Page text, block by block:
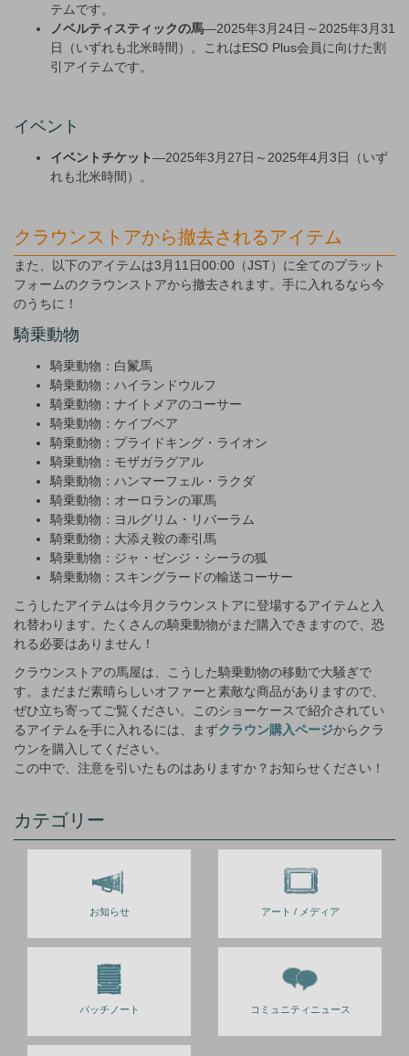
テムです。
ノベルティスティックの馬—2025年3月24日～2025年3月31
日（いずれも北米時間）。これはESO Plus会員に向けた割
引アイテムです。
イベント
イベントチケット—2025年3月27日～2025年4月3日（いず
れも北米時間）。
クラウンストアから撤去されるアイテム
また、以下のアイテムは3月11日00:00（JST）に全てのプラット
フォームのクラウンストアから撤去されます。手に入れるなら今
のうちに！
騎乗動物
騎乗動物：白鬣馬
騎乗動物：ハイランドウルフ
騎乗動物：ナイトメアのコーサー
騎乗動物：ケイブベア
騎乗動物：プライドキング・ライオン
騎乗動物：モザガラグアル
騎乗動物：ハンマーフェル・ラクダ
騎乗動物：オーロランの軍馬
騎乗動物：ヨルグリム・リバーラム
騎乗動物：大添え鞍の牽引馬
騎乗動物：ジャ・ゼンジ・シーラの狐
騎乗動物：スキングラードの輸送コーサー
こうしたアイテムは今月クラウンストアに登場するアイテムと入
れ替わります。たくさんの騎乗動物がまだ購入できますので、恐
れる必要はありません！
クラウンストアの馬屋は、こうした騎乗動物の移動で大騒ぎで
す。まだまだ素晴らしいオファーと素敵な商品がありますので、
ぜひ立ち寄ってご覧ください。このショーケースで紹介されてい
るアイテムを手に入れるには、まずクラウン購入ページからクラ
ウンを購入してください。
この中で、注意を引いたものはありますか？お知らせください！
カテゴリー
お知らせ アート / メディア
パッチノート コミュニティニュース